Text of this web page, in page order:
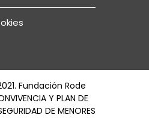
Fundación Rode
Y PLAN DE
DE MENORES